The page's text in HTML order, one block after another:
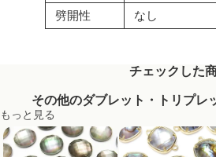
劈開性 なし
チェックした
その他のダブレット・トリプレ
もっと見る